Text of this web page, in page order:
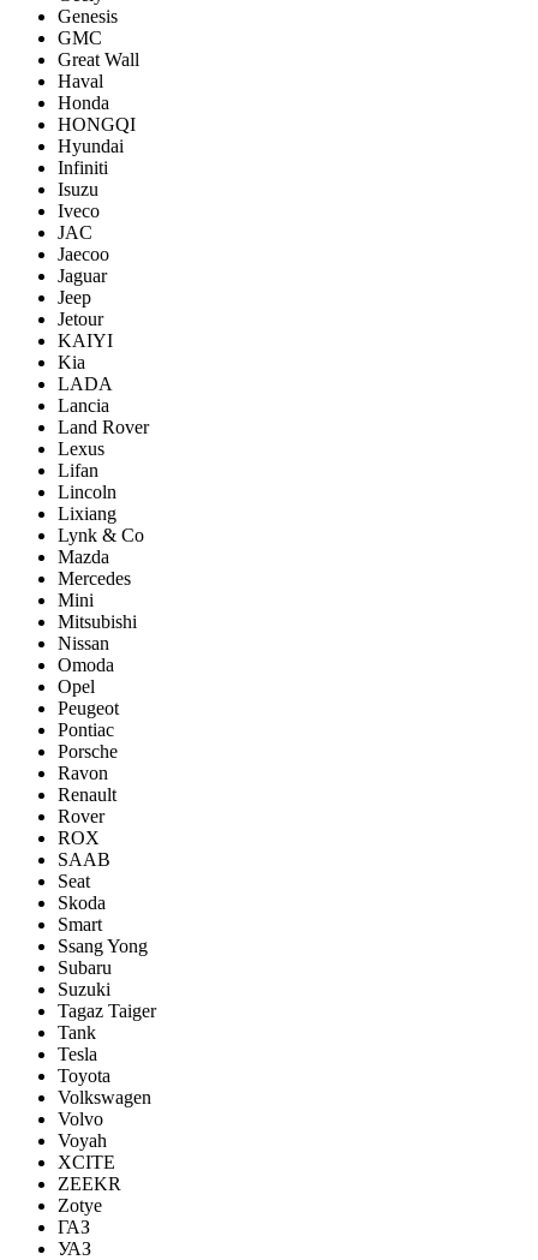
Genesis
GMC
Great Wall
Haval
Honda
HONGQI
Hyundai
Infiniti
Isuzu
Iveco
JAC
Jaecoo
Jaguar
Jeep
Jetour
KAIYI
Kia
LADA
Lancia
Land Rover
Lexus
Lifan
Lincoln
Lixiang
Lynk & Co
Mazda
Mercedes
Mini
Mitsubishi
Nissan
Omoda
Opel
Peugeot
Pontiac
Porsсhe
Ravon
Renault
Rover
ROX
SAAB
Seat
Skoda
Smart
Ssang Yong
Subaru
Suzuki
Tagaz Taiger
Tank
Tesla
Toyota
Volkswagen
Volvo
Voyah
XCITE
ZEEKR
Zotye
ГАЗ
УАЗ